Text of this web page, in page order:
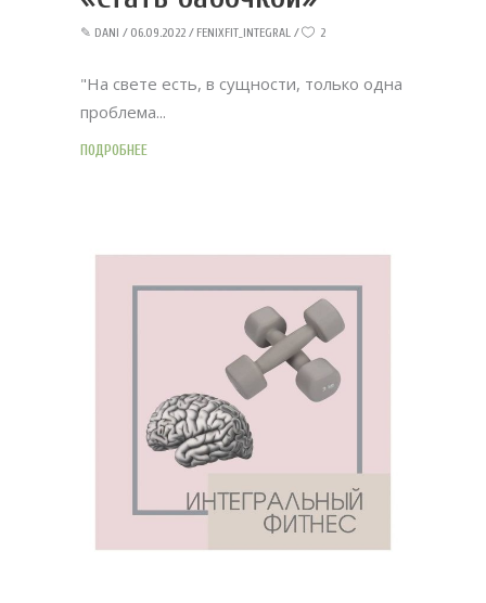
✎ DANI 06.09.2022 FENIXFIT_INTEGRAL 2
"На свете есть, в сущности, только одна
проблема
ПОДРОБНЕЕ